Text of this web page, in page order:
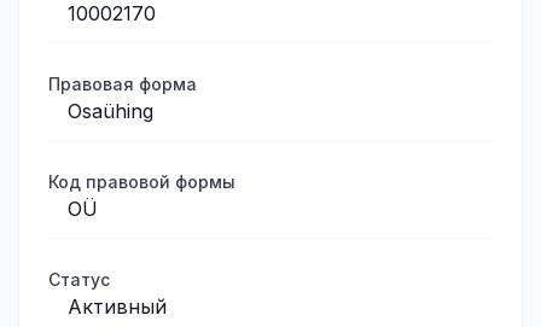
10002170
Правовая форма
Osaühing
Код правовой формы
OÜ
Статус
Активный